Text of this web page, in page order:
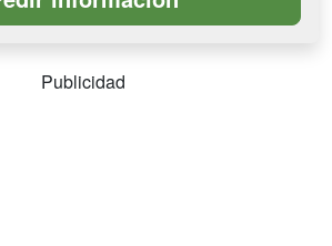
Publicidad